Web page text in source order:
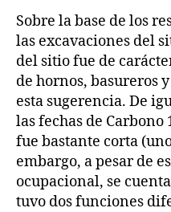
Sobre la base de los
las excavaciones del
del sitio fue de
de hornos, basureros
esta sugerencia. De
las fechas de
fue bastante corta
embargo, a pesar de
ocupacional, se
tuvo dos funciones